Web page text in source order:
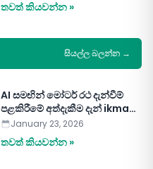
තවත් කියවන්න »
සියල්ල බලන්න →
AI සමඟින් මෝටර් රථ දැන්වීම්
පළකිරීමේ අත්දැකීම දැන් ikman
iOS හරහා
January 23, 2026
තවත් කියවන්න »